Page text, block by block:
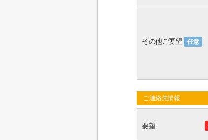
その他ご要望 任意
ご連絡先情報
要望